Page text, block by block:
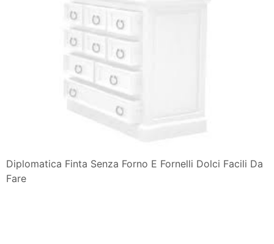
Diplomatica Finta Senza Forno E Fornelli Dolci Facili Da
Fare